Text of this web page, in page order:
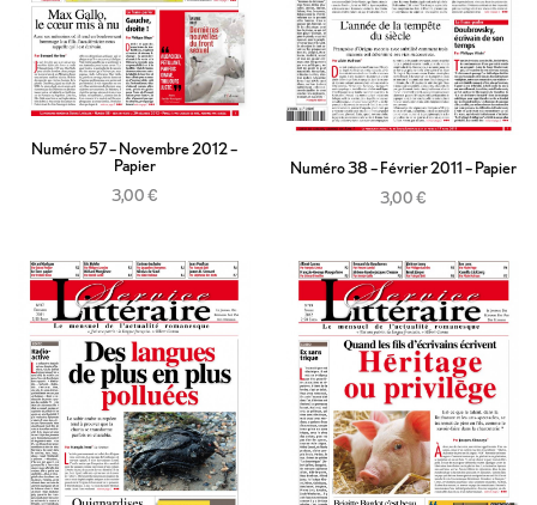
Numéro 57 – Novembre 2012 –
Papier
3,00€
Numéro 38 – Février 2011 – Papier
3,00€